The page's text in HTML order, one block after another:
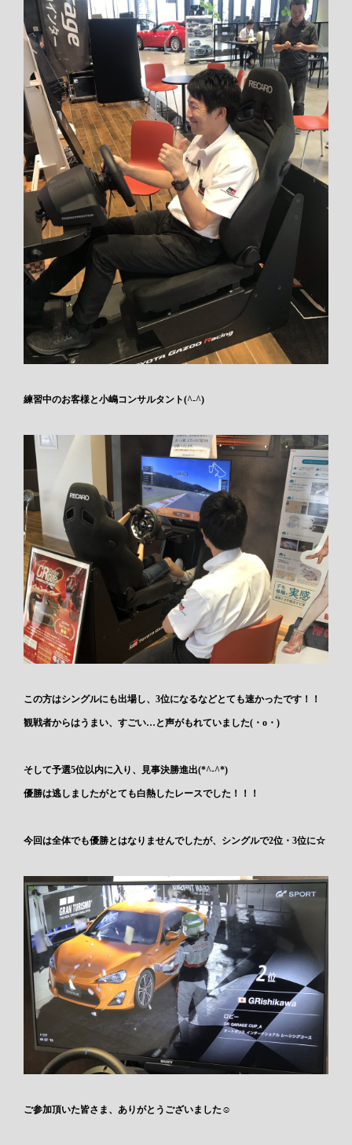
練習中のお客様と小嶋コンサルタント(^-^)
この方はシングルにも出場し、3位になるなどとても速かったです！！
観戦者からはうまい、すごい…と声がもれていました(・o・)
そして予選5位以内に入り、見事決勝進出(*^-^*)
優勝は逃しましたがとても白熱したレースでした！！！
今回は全体でも優勝とはなりませんでしたが、シングルで2位・3位に☆
ご参加頂いた皆さま、ありがとうございました☺